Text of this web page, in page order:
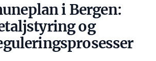
i Bergen:
og